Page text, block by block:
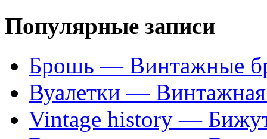
Популярные записи
Брошь — Винтажные
Вуалетки — Винтажная
Vintage history —